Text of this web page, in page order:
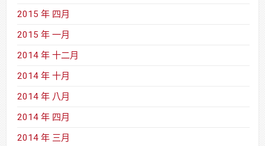
2015 年 四月
2015 年 一月
2014 年 十二月
2014 年 十月
2014 年 八月
2014 年 四月
2014 年 三月